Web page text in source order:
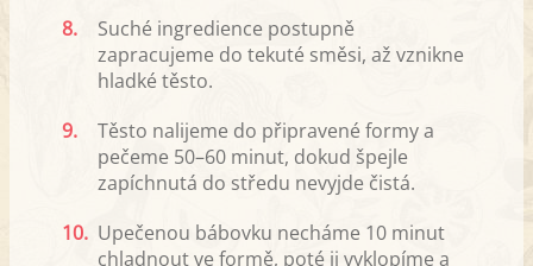
8.
Suché ingredience postupně
zapracujeme do tekuté směsi, až vznikne
hladké těsto.
9.
Těsto nalijeme do připravené formy a
pečeme 50–60 minut, dokud špejle
zapíchnutá do středu nevyjde čistá.
10. Upečenou bábovku necháme 10 minut
chladnout ve formě, poté ji vyklopíme a